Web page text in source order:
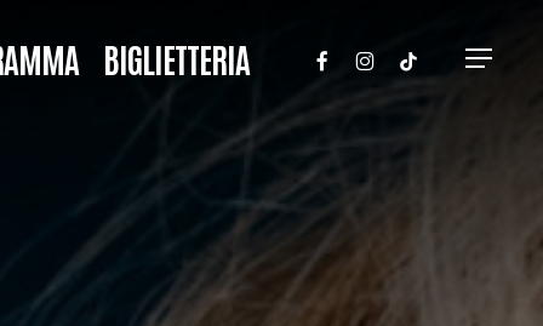
BIGLIETTERIA FACEBOOK
INSTAGRAM
TIKTOK Menu